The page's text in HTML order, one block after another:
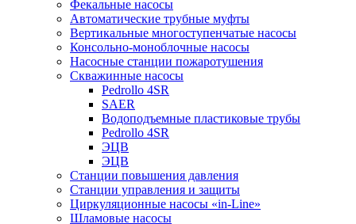
Фекальные насосы
Автоматические трубные муфты
Вертикальные многоступенчатые насосы
Консольно-моноблочные насосы
Насосные станции пожаротушения
Скважинные насосы
Pedrollo 4SR
SAER
Водоподъемные пластиковые трубы
Pedrollo 4SR
ЭЦВ
ЭЦВ
Станции повышения давления
Станции управления и защиты
Циркуляционные насосы «in-Line»
Шламовые насосы